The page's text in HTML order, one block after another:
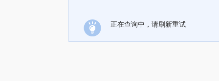
正在查询中，请刷新重试